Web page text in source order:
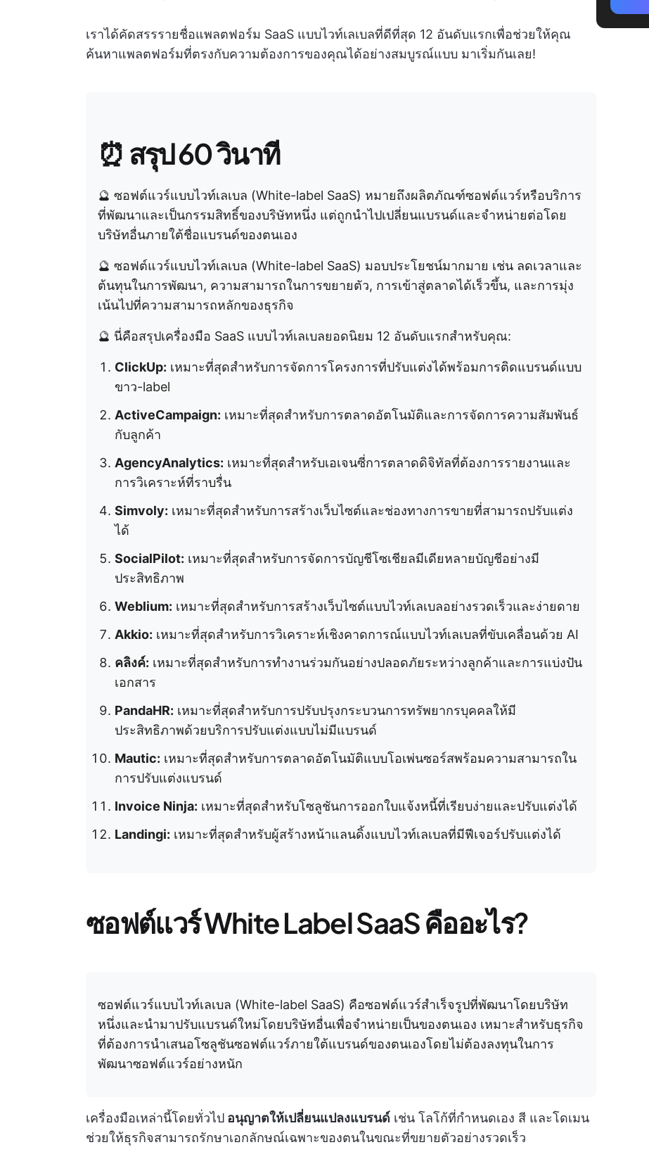
เราได้คัดสรรรายชื่อแพลตฟอร์ม SaaS แบบไวท์เลเบลที่ดีที่สุด 12 อันดับแรกเพื่อช่วยให้คุณ
ค้นหาแพลตฟอร์มที่ตรงกับความต้องการของคุณได้อย่างสมบูรณ์แบบ มาเริ่มกันเลย!
⏰ สรุป 60 วินาที
🔮 ซอฟต์แวร์แบบไวท์เลเบล (White-label SaaS) หมายถึงผลิตภัณฑ์ซอฟต์แวร์หรือบริการ
ที่พัฒนาและเป็นกรรมสิทธิ์ของบริษัทหนึ่ง แต่ถูกนำไปเปลี่ยนแบรนด์และจำหน่ายต่อโดย
บริษัทอื่นภายใต้ชื่อแบรนด์ของตนเอง
🔮 ซอฟต์แวร์แบบไวท์เลเบล (White-label SaaS) มอบประโยชน์มากมาย เช่น ลดเวลาและ
ต้นทุนในการพัฒนา, ความสามารถในการขยายตัว, การเข้าสู่ตลาดได้เร็วขึ้น, และการมุ่ง
เน้นไปที่ความสามารถหลักของธุรกิจ
🔮 นี่คือสรุปเครื่องมือ SaaS แบบไวท์เลเบลยอดนิยม 12 อันดับแรกสำหรับคุณ:
ClickUp: เหมาะที่สุดสำหรับการจัดการโครงการที่ปรับแต่งได้พร้อมการติดแบรนด์แบบ
ขาว-label
ActiveCampaign: เหมาะที่สุดสำหรับการตลาดอัตโนมัติและการจัดการความสัมพันธ์
กับลูกค้า
AgencyAnalytics: เหมาะที่สุดสำหรับเอเจนซี่การตลาดดิจิทัลที่ต้องการรายงานและ
การวิเคราะห์ที่ราบรื่น
Simvoly: เหมาะที่สุดสำหรับการสร้างเว็บไซต์และช่องทางการขายที่สามารถปรับแต่ง
ได้
SocialPilot: เหมาะที่สุดสำหรับการจัดการบัญชีโซเชียลมีเดียหลายบัญชีอย่างมี
ประสิทธิภาพ
Weblium: เหมาะที่สุดสำหรับการสร้างเว็บไซต์แบบไวท์เลเบลอย่างรวดเร็วและง่ายดาย
Akkio: เหมาะที่สุดสำหรับการวิเคราะห์เชิงคาดการณ์แบบไวท์เลเบลที่ขับเคลื่อนด้วย AI
คลิงค์: เหมาะที่สุดสำหรับการทำงานร่วมกันอย่างปลอดภัยระหว่างลูกค้าและการแบ่งปัน
เอกสาร
PandaHR: เหมาะที่สุดสำหรับการปรับปรุงกระบวนการทรัพยากรบุคคลให้มี
ประสิทธิภาพด้วยบริการปรับแต่งแบบไม่มีแบรนด์
Mautic: เหมาะที่สุดสำหรับการตลาดอัตโนมัติแบบโอเพ่นซอร์สพร้อมความสามารถใน
การปรับแต่งแบรนด์
Invoice Ninja: เหมาะที่สุดสำหรับโซลูชันการออกใบแจ้งหนี้ที่เรียบง่ายและปรับแต่งได้
Landingi: เหมาะที่สุดสำหรับผู้สร้างหน้าแลนดิ้งแบบไวท์เลเบลที่มีฟีเจอร์ปรับแต่งได้
ซอฟต์แวร์ White Label SaaS คืออะไร?
ซอฟต์แวร์แบบไวท์เลเบล (White-label SaaS) คือซอฟต์แวร์สำเร็จรูปที่พัฒนาโดยบริษัท
หนึ่งและนำมาปรับแบรนด์ใหม่โดยบริษัทอื่นเพื่อจำหน่ายเป็นของตนเอง เหมาะสำหรับธุรกิจ
ที่ต้องการนำเสนอโซลูชันซอฟต์แวร์ภายใต้แบรนด์ของตนเองโดยไม่ต้องลงทุนในการ
พัฒนาซอฟต์แวร์อย่างหนัก
เครื่องมือเหล่านี้โดยทั่วไป อนุญาตให้เปลี่ยนแปลงแบรนด์ เช่น โลโก้ที่กำหนดเอง สี และโดเมน
ช่วยให้ธุรกิจสามารถรักษาเอกลักษณ์เฉพาะของตนในขณะที่ขยายตัวอย่างรวดเร็ว